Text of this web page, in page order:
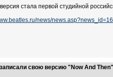
стала первой студийной
news/
свою версию "Now And